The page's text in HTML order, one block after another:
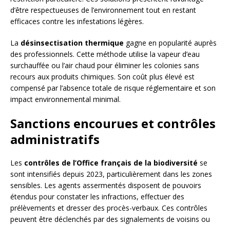
d’être respectueuses de l’environnement tout en restant
efficaces contre les infestations légères.
La désinsectisation thermique gagne en popularité auprès
des professionnels. Cette méthode utilise la vapeur d’eau
surchauffée ou l’air chaud pour éliminer les colonies sans
recours aux produits chimiques. Son coût plus élevé est
compensé par l’absence totale de risque réglementaire et son
impact environnemental minimal.
Sanctions encourues et contrôles
administratifs
Les contrôles de l’Office français de la biodiversité se
sont intensifiés depuis 2023, particulièrement dans les zones
sensibles. Les agents assermentés disposent de pouvoirs
étendus pour constater les infractions, effectuer des
prélèvements et dresser des procès-verbaux. Ces contrôles
peuvent être déclenchés par des signalements de voisins ou